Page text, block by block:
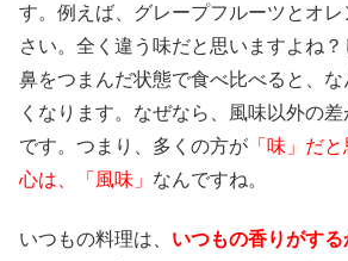
す。例えば、グレープフルーツとオ
さい。全く違う味だと思いますよね
鼻をつまんだ状態で食べ比べると、
くなります。なぜなら、風味以外の
です。つまり、多くの方が 「味」だ
心は、「風味」 なんですね。
いつもの料理は、 いつもの香りがす